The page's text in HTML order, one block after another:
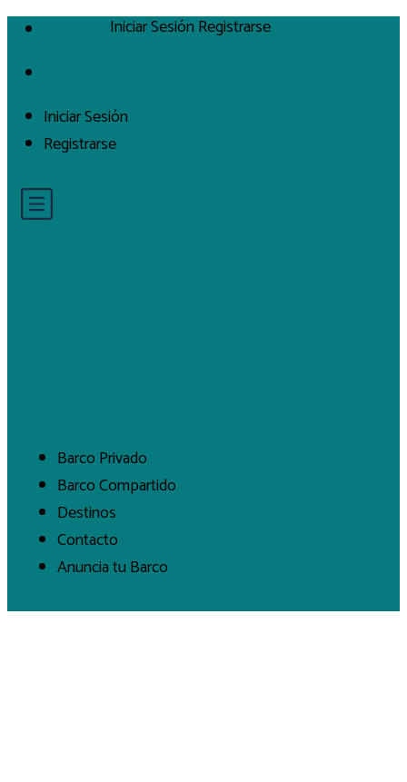
Iniciar Sesión
Registrarse
Barco Privado
Barco Compartido
Destinos
Contacto
Anuncia tu Barco
Iniciar Sesión Registrarse